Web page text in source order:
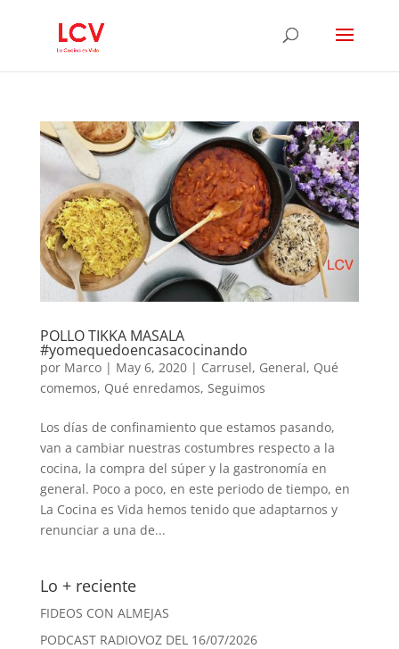
POLLO TIKKA MASALA
#yomequedoencasacocinando
por Marco| May 6, 2020| Carrusel, General, Qué
comemos, Qué enredamos, Seguimos
Los días de confinamiento que estamos pasando,
van a cambiar nuestras costumbres respecto a la
cocina, la compra del súper y la gastronomía en
general. Poco a poco, en este periodo de tiempo, en
La Cocina es Vida hemos tenido que adaptarnos y
renunciar a una de...
Lo + reciente
FIDEOS CON ALMEJAS
PODCAST RADIOVOZ DEL 16/07/2026